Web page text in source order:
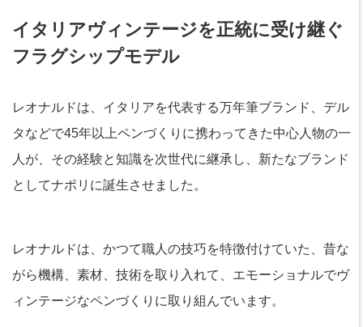
イタリアヴィンテージを正統に受け継ぐ
フラグシップモデル
レオナルドは、イタリアを代表する万年筆ブランド、デル
タなどで45年以上ペンづくりに携わってきた中心人物の一
人が、その経験と知識を次世代に継承し、新たなブランド
としてナポリに誕生させました。
レオナルドは、かつて職人の技巧を特徴付けていた、昔な
がら機構、素材、技術を取り入れて、エモーショナルでヴ
ィンテージなペンづくりに取り組んでいます。